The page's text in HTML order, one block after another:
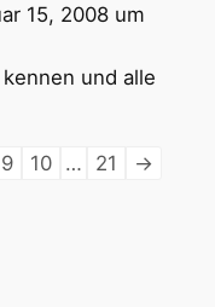
15, 2008 um
und alle
9 10 … 21 →